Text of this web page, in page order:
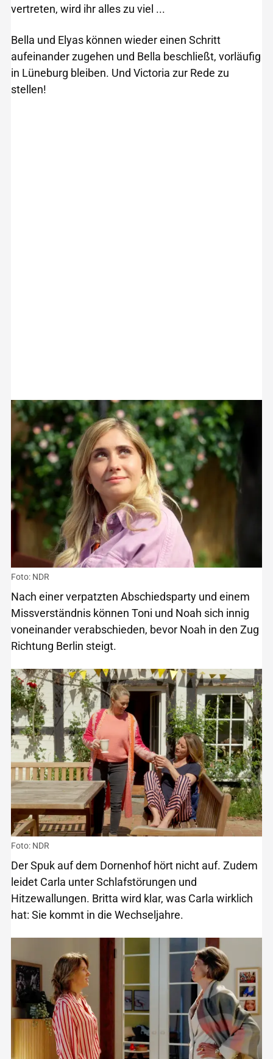
vertreten, wird ihr alles zu viel ...
Bella und Elyas können wieder einen Schritt
aufeinander zugehen und Bella beschließt, vorläufig
in Lüneburg bleiben. Und Victoria zur Rede zu
stellen!
Foto: NDR
Nach einer verpatzten Abschiedsparty und einem
Missverständnis können Toni und Noah sich innig
voneinander verabschieden, bevor Noah in den Zug
Richtung Berlin steigt.
Foto: NDR
Der Spuk auf dem Dornenhof hört nicht auf. Zudem
leidet Carla unter Schlafstörungen und
Hitzewallungen. Britta wird klar, was Carla wirklich
hat: Sie kommt in die Wechseljahre.